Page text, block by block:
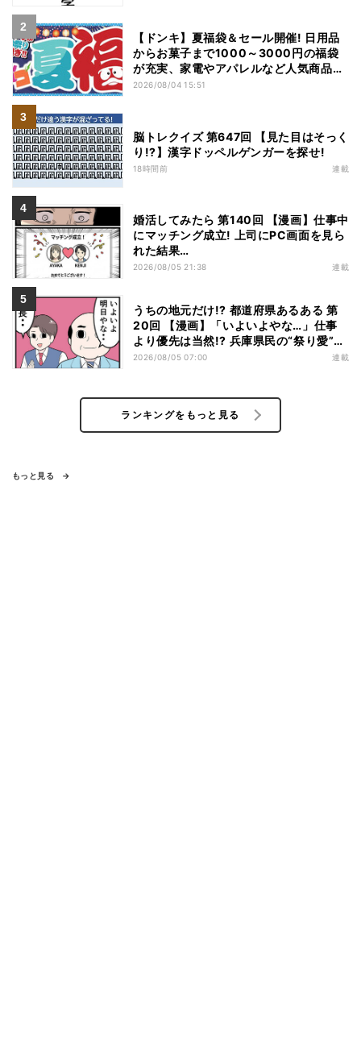
【ドンキ】夏福袋＆セール開催! 日用品
からお菓子まで1000～3000円の福袋
が充実、家電やアパレルなど人気商品も
特価
2026/08/04 15:51
脳トレクイズ 第647回 【見た目はそっく
り!?】漢字ドッペルゲンガーを探せ!
18時間前 連載
婚活してみたら 第140回 【漫画】仕事中
にマッチング成立! 上司にPC画面を見ら
れた結果…
2026/08/05 21:38 連載
うちの地元だけ!? 都道府県あるある 第
20回 【漫画】「いよいよやな…」仕事
より優先は当然!? 兵庫県民の“祭り愛”が
熱すぎた
2026/08/05 07:00 連載
ランキングをもっと見る
もっと見る